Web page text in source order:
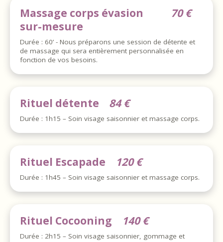
Massage corps évasion
sur-mesure
70 €
Durée : 60’ - Nous préparons une session de détente et
de massage qui sera entièrement personnalisée en
fonction de vos besoins.
Rituel détente 84 €
Durée : 1h15 – Soin visage saisonnier et massage corps.
Rituel Escapade 120 €
Durée : 1h45 – Soin visage saisonnier et massage corps.
Rituel Cocooning 140 €
Durée : 2h15 – Soin visage saisonnier, gommage et